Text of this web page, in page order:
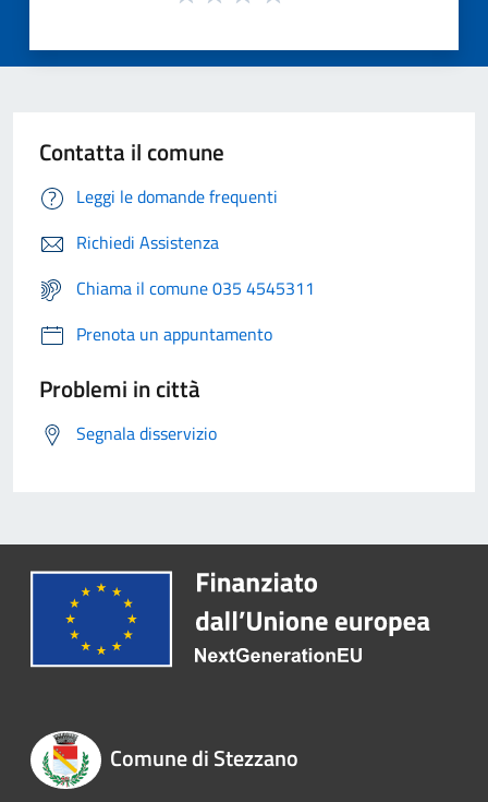
Contatta il comune
Leggi le domande frequenti
Richiedi Assistenza
Chiama il comune 035 4545311
Prenota un appuntamento
Problemi in città
Segnala disservizio
Comune di Stezzano